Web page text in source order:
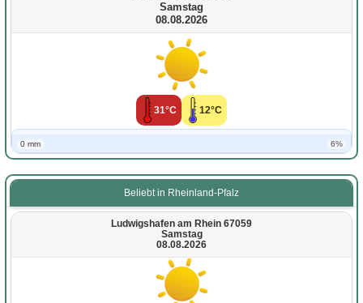
Samstag
08.08.2026
31°C 12°C
0 mm 6%
Beliebt in Rheinland-Pfalz
Ludwigshafen am Rhein 67059
Samstag
08.08.2026